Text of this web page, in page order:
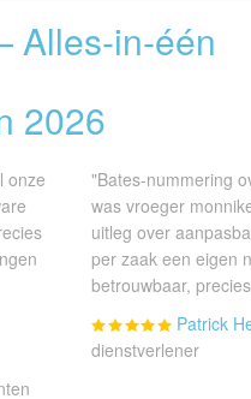
Alles-in-één
2026
onze
"Bates-nummering
was vroeger
uitleg over
per zaak een eigen
betrouwbaar,
Patrick
dienstverlener